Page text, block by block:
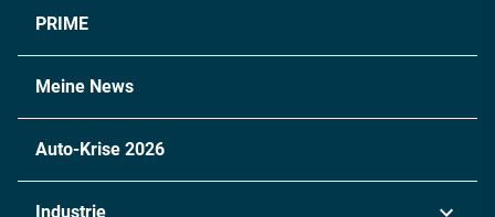
PRIME
Meine News
Auto-Krise 2026
Industrie